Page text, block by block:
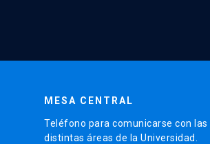
MESA CENTRAL
Teléfono para comunicarse con las
distintas áreas de la Universidad.